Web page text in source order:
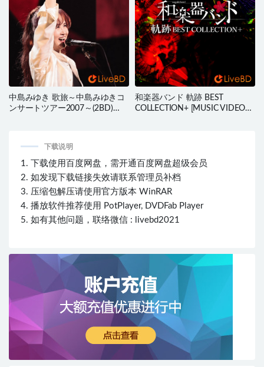
中島みゆき 歌旅～中島みゆきコ
ンサートツアー2007～(2BD)
和楽器バンド 軌跡 BEST
COLLECTION+ [MUSIC VIDEO
下载说明
1. 下载使用百度网盘，需开通百度网盘超级会员
2. 如发现下载链接失效请联系管理员补档
3. 压缩包解压请使用官方版本 WinRAR
4. 播放软件推荐使用 PotPlayer, DVDFab Player
5. 如有其他问题，联络微信 : livebd2021